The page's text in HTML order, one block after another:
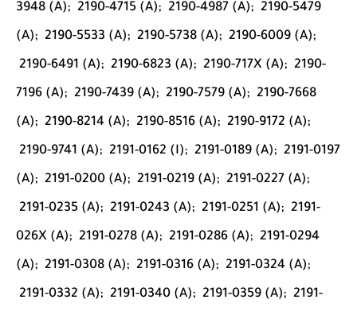
3948 (A); 2190-4715 (A); 2190-4987 (A); 2190-5479
(A); 2190-5533 (A); 2190-5738 (A); 2190-6009 (A);
2190-6491 (A); 2190-6823 (A); 2190-717X (A); 2190-
7196 (A); 2190-7439 (A); 2190-7579 (A); 2190-7668
(A); 2190-8214 (A); 2190-8516 (A); 2190-9172 (A);
2190-9741 (A); 2191-0162 (I); 2191-0189 (A); 2191-0197
(A); 2191-0200 (A); 2191-0219 (A); 2191-0227 (A);
2191-0235 (A); 2191-0243 (A); 2191-0251 (A); 2191-
026X (A); 2191-0278 (A); 2191-0286 (A); 2191-0294
(A); 2191-0308 (A); 2191-0316 (A); 2191-0324 (A);
2191-0332 (A); 2191-0340 (A); 2191-0359 (A); 2191-